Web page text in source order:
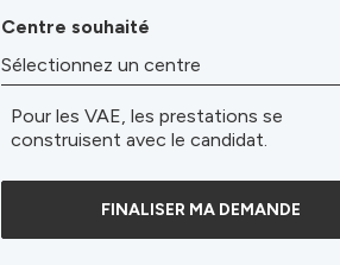
Centre souhaité
Pour les VAE, les prestations se
construisent avec le candidat.
FINALISER MA DEMANDE